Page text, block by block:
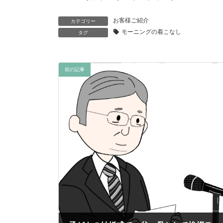
カテゴリー お客様ご紹介
タグ モーニングの着こなし
前の記事